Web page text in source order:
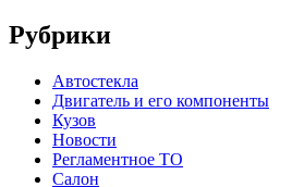
Рубрики
Автостекла
Двигатель и его компоненты
Кузов
Новости
Регламентное ТО
Салон